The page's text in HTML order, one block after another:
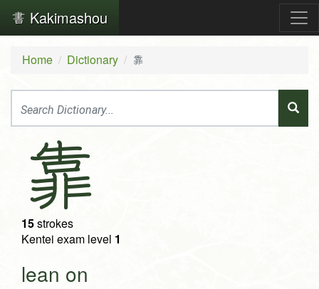
Kakimashou
Home Dictionary 靠
靠
15strokes
Kentei exam level 1
lean on